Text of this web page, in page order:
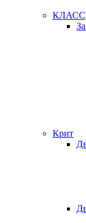
КЛАСС
Крит